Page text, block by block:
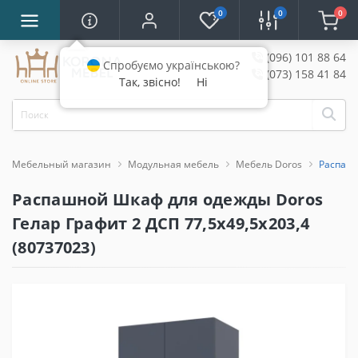
0 0 0
(096) 101 88 64
(073) 158 41 84
Мебельный магазин Модульная мебель Мебель Doros
Распашной Шкаф для одежды Doros
Гелар Графит 2 ДСП 77,5х49,5х203,4
(80737023)
Спробуємо українською?
Так, звісно!
Ні